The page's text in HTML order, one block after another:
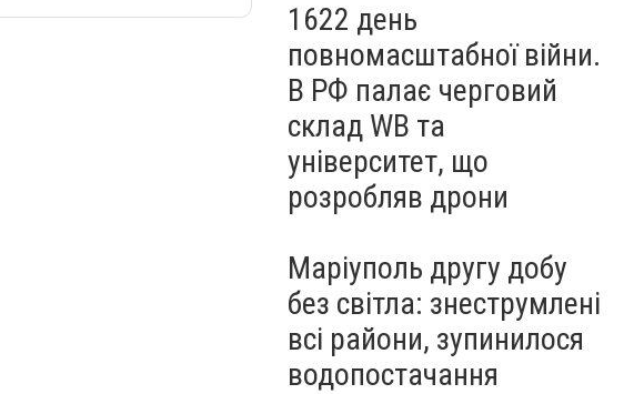
1622 день
повномасштабної війни.
В РФ палає черговий
склад WB та
університет, що
розробляв дрони
Маріуполь другу добу
без світла: знеструмлені
всі райони, зупинилося
водопостачання